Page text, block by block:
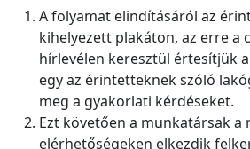
A folyamat elindításáról az
kihelyezett plakáton, az erre a
hírlevélen keresztül értesítjük
egy az érintetteknek szóló
meg a gyakorlati kérdéseket.
Ezt követően a munkatársak a
elérhetőségeken elkezdik